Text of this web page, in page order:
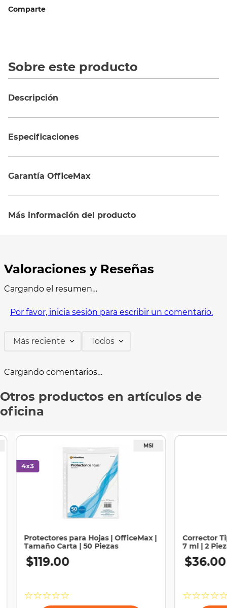
Comparte
Sobre este producto
Descripción
Especificaciones
Garantía OfficeMax
Más información del producto
Cargando el resumen…
Por favor, inicia sesión para escribir un comentario.
Más reciente Todos
Cargando comentarios…
Otros productos en artículos de
oficina
Protectores para Hojas | OfficeMax |
Tamaño Carta | 50 Piezas
$119.00
☆☆☆☆☆
Corrector
7 ml | 2
$36.00
☆☆☆☆